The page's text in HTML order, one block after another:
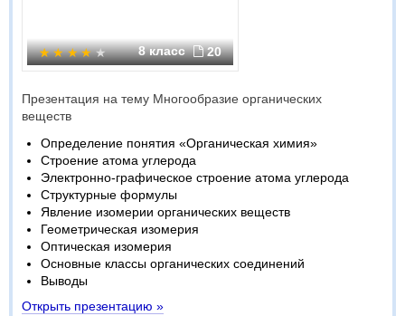
8 класс 20
Презентация на тему Многообразие органических
веществ
Определение понятия «Органическая химия»
Строение атома углерода
Электронно-графическое строение атома углерода
Структурные формулы
Явление изомерии органических веществ
Геометрическая изомерия
Оптическая изомерия
Основные классы органических соединений
Выводы
Открыть презентацию »